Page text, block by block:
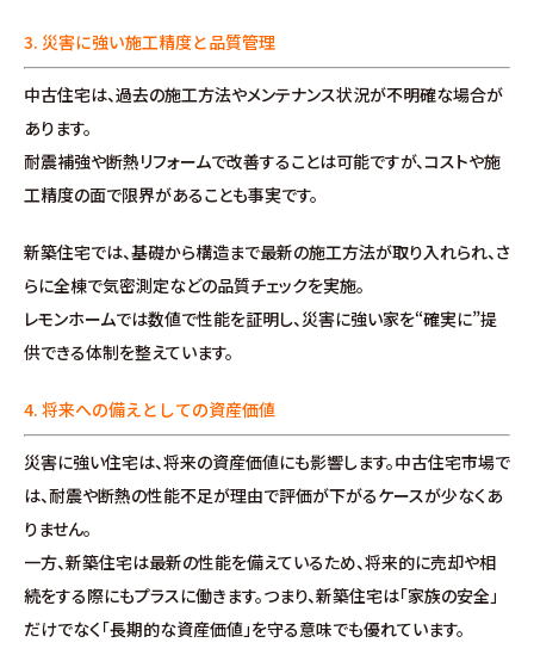
∟宿泊体験予約
∟内覧予約
∟ご宿泊体験者フォト
∟新規分譲住宅
∟土地分譲
不動産管理 売買・賃貸仲介
中古物件買取サイト
企業情報・アクセス
∟レモンホームの取り組み
3. 災害に強い施工精度と品質管理
中古住宅は、過去の施工方法やメンテナンス状況が不明確な場合が
あります。
耐震補強や断熱リフォームで改善することは可能ですが、コストや施
工精度の面で限界があることも事実です。
新築住宅では、基礎から構造まで最新の施工方法が取り入れられ、さ
らに全棟で気密測定などの品質チェックを実施。
レモンホームでは数値で性能を証明し、災害に強い家を“確実に”提
供できる体制を整えています。
4. 将来への備えとしての資産価値
災害に強い住宅は、将来の資産価値にも影響します。中古住宅市場で
は、耐震や断熱の性能不足が理由で評価が下がるケースが少なくあ
りません。
一方、新築住宅は最新の性能を備えているため、将来的に売却や相
続をする際にもプラスに働きます。つまり、新築住宅は「家族の安全」
だけでなく「長期的な資産価値」を守る意味でも優れています。